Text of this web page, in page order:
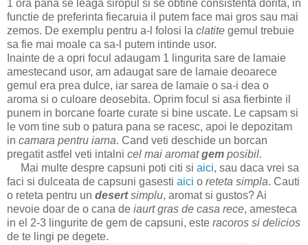
1 ora pana se leaga siropul si se obtine consistenta dorita, in
functie de preferinta fiecaruia il putem face mai gros sau mai
zemos. De exemplu pentru a-l folosi la clatite gemul trebuie
sa fie mai moale ca sa-l putem intinde usor.
Inainte de a opri focul adaugam 1 lingurita sare de lamaie
amestecand usor, am adaugat sare de lamaie deoarece
gemul era prea dulce, iar sarea de lamaie o sa-i dea o
aroma si o culoare deosebita. Oprim focul si asa fierbinte il
punem in borcane foarte curate si bine uscate. Le capsam si
le vom tine sub o patura pana se racesc, apoi le depozitam
in camara pentru iarna. Cand veti deschide un borcan
pregatit astfel veti intalni cel mai aromatgem posibil.
Mai multe despre capsuni poti citi si aici, sau daca vrei sa
faci si dulceata de capsuni gasesti aici o reteta simpla. Cauti
o reteta pentru un desertsimplu, aromat si gustos? Ai
nevoie doar de o cana de iaurt gras de casa rece, amesteca
in el 2-3 lingurite de gem de capsuni, este racoros si delicios
de te lingi pe degete.